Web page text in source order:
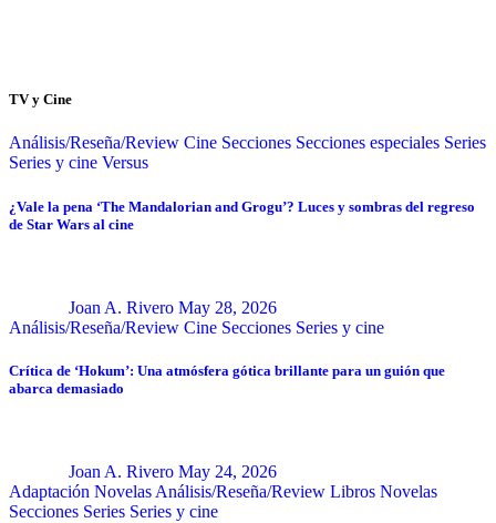
TV y Cine
Análisis/Reseña/Review Cine Secciones Secciones especiales Series
Series y cine Versus
¿Vale la pena ‘The Mandalorian and Grogu’? Luces y sombras del regreso
de Star Wars al cine
Joan A. Rivero May 28, 2026
Análisis/Reseña/Review Cine Secciones Series y cine
Crítica de ‘Hokum’: Una atmósfera gótica brillante para un guión que
abarca demasiado
Joan A. Rivero May 24, 2026
Adaptación Novelas Análisis/Reseña/Review Libros Novelas
Secciones Series Series y cine